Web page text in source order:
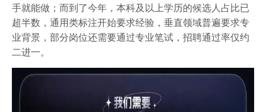
手就能做；而到了今年，本科及以上学历的候选人占比已
超半数，通用类标注开始要求经验，垂直领域普遍要求专
业背景，部分岗位还需要通过专业笔试，招聘通过率仅约
二进一。